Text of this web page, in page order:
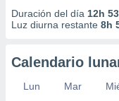
Duración del día 12h
Luz diurna restante 8h
Calendario
Lun Mar